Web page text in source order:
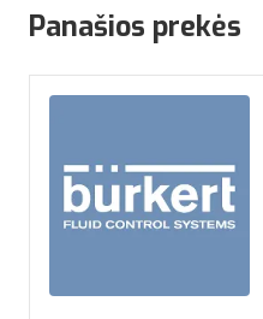
Panašios prekės